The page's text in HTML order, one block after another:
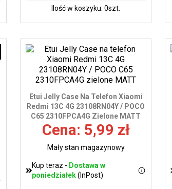
Ilość w koszyku: 0szt.
Etui Jelly Case Na Telefon Xiaomi
Redmi 13C 4G 23108RN04Y / POCO
C65 2310FPCA4G Zielone MATT
Cena: 5,99 zł
Mały stan magazynowy
Kup teraz - Dostawa w
poniedziałek(InPost)